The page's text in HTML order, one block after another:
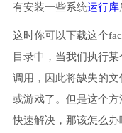
有安装一些系统运行库
这时你可以下载这个
目录中，当我们执行
调用，因此将缺失的
或游戏了。但是这个
快速解决，那该怎么